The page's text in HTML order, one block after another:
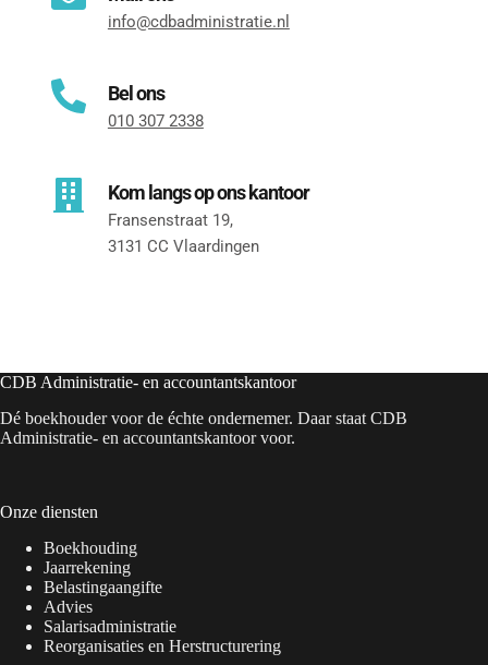
info@cdbadministratie.nl
Bel ons
010 307 2338
Kom langs op ons kantoor
Fransenstraat 19,
3131 CC Vlaardingen
CDB Administratie- en accountantskantoor
Dé boekhouder voor de échte ondernemer. Daar staat CDB
Administratie- en accountantskantoor voor.
Onze diensten
Boekhouding
Jaarrekening
Belastingaangifte
Advies
Salarisadministratie
Reorganisaties en Herstructurering